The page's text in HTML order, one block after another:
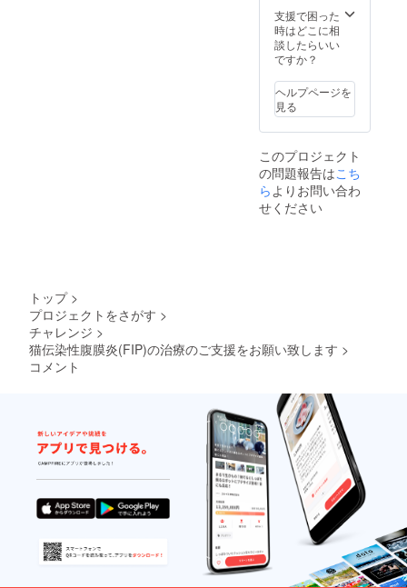
支援で困った
時はどこに相
談したらいい
ですか？
ヘルプページを
見る
このプロジェクト
の問題報告はこち
ら よりお問い合わ
せください
トップ >
プロジェクトをさがす >
チャレンジ >
猫伝染性腹膜炎(FIP)の治療のご支援をお願い致します >
コメント